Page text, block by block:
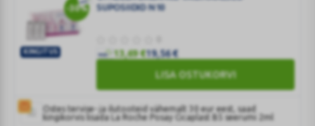
VAGINAALSED
SUPOSIIDID
-30%
KINGITUS
SUPOSIIDID N10
13,69€19,56€
LISA OSTUKORVI
Ostes tervise- ja ilutooteid vähemalt 30 eur eest, saad
kingikorvis lisada La Roche Posay Cicaplast B5 seerumi 2ml